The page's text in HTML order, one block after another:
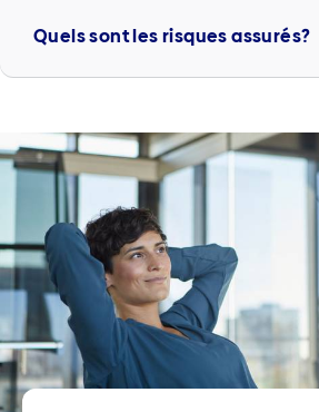
Quels sont les risques assurés?